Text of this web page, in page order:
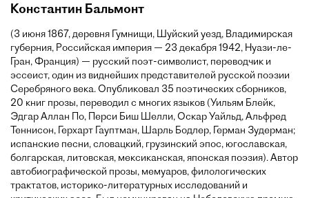
Константин Бальмонт
(3 июня 1867, деревня Гумнищи, Шуйский уезд, Владимирская
губерния, Российская империя — 23 декабря 1942, Нуази-ле-
Гран, Франция) — русский поэт-символист, переводчик и
эссеист, один из виднейших представителей русской поэзии
Серебряного века. Опубликовал 35 поэтических сборников,
20 книг прозы, переводил с многих языков (Уильям Блейк,
Эдгар Аллан По, Перси Биш Шелли, Оскар Уайльд, Альфред
Теннисон, Герхарт Гауптман, Шарль Бодлер, Герман Зудерман;
испанские песни, словацкий, грузинский эпос, югославская,
болгарская, литовская, мексиканская, японская поэзия). Автор
автобиографической прозы, мемуаров, филологических
трактатов, историко-литературных исследований и